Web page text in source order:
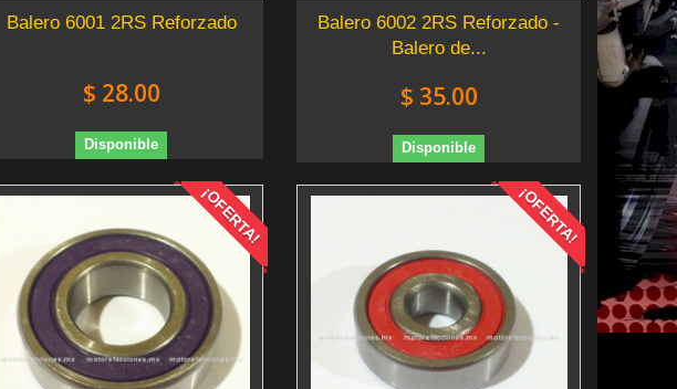
Balero 6001 2RS Reforzado
$ 28.00
Disponible
Balero 6002 2RS Reforzado -
Balero de...
$ 35.00
Disponible
¡OFERTA! ¡OFERTA!